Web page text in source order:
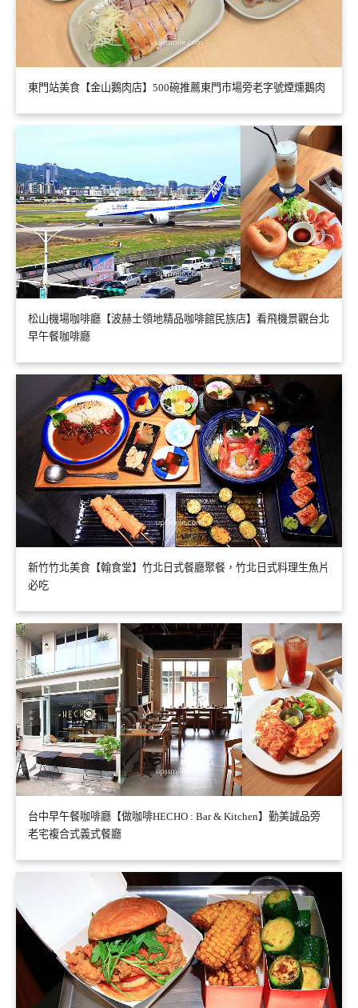
東門站美食【金山鵝肉店】500碗推薦東門市場旁老字號煙燻鵝肉
松山機場咖啡廳【波赫士領地精品咖啡館民族店】看飛機景觀台北
早午餐咖啡廳
新竹竹北美食【翰食堂】竹北日式餐廳聚餐，竹北日式料理生魚片
必吃
台中早午餐咖啡廳【做咖啡HECHO : Bar & Kitchen】勤美誠品旁
老宅複合式義式餐廳